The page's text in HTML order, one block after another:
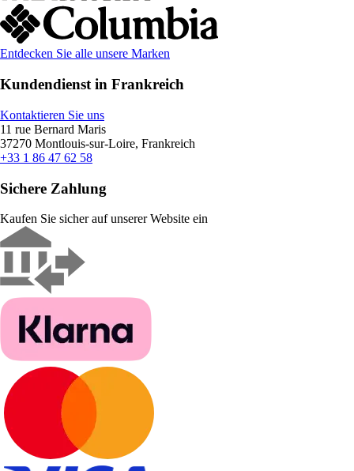
Entdecken Sie alle unsere Marken
Kundendienst in Frankreich
Kontaktieren Sie uns
11 rue Bernard Maris
37270 Montlouis-sur-Loire, Frankreich
+33 1 86 47 62 58
Sichere Zahlung
Kaufen Sie sicher auf unserer Website ein